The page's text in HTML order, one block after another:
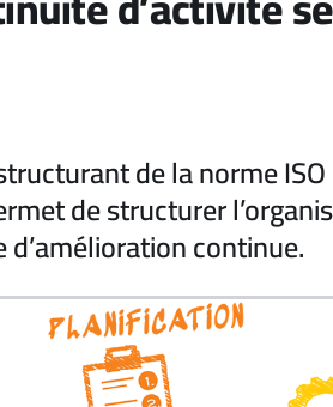
de la norme
de structurer
continue.